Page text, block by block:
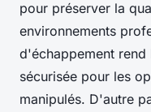
pour préserver la
environnements
d'échappement
sécurisée pour les
manipulés. D'autre